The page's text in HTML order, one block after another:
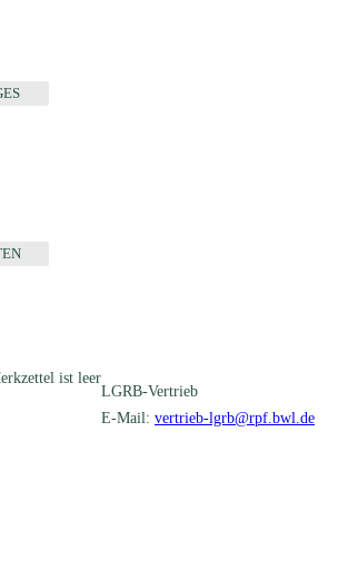
ist leer
LGRB-Vertrieb
E-Mail: vertrieb-lgrb@rpf.bwl.de